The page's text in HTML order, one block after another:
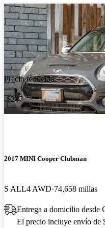
Precio reducido
-$347
2017 MINI Cooper Clubman
S ALL4 AWD 74,658 millas
Entrega a domicilio desde
El precio incluye envío de